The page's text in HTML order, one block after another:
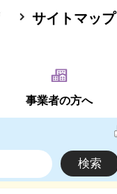
サイトマップ
事業者の方へ